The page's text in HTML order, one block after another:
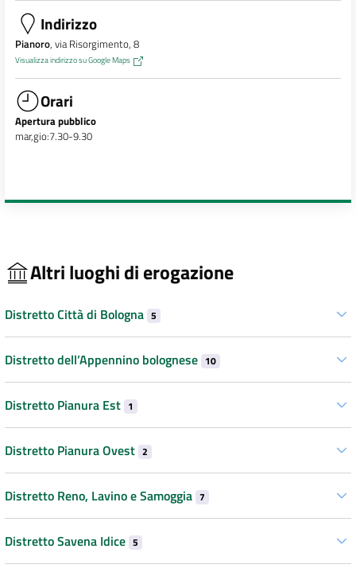
Indirizzo
Pianoro, via Risorgimento, 8
Visualizza indirizzo su Google Maps
Orari
Apertura pubblico
mar,gio:7.30-9.30
Altri luoghi di erogazione
Distretto Città di Bologna 5
Distretto dell’Appennino bolognese 10
Distretto Pianura Est 1
Distretto Pianura Ovest 2
Distretto Reno, Lavino e Samoggia 7
Distretto Savena Idice 5